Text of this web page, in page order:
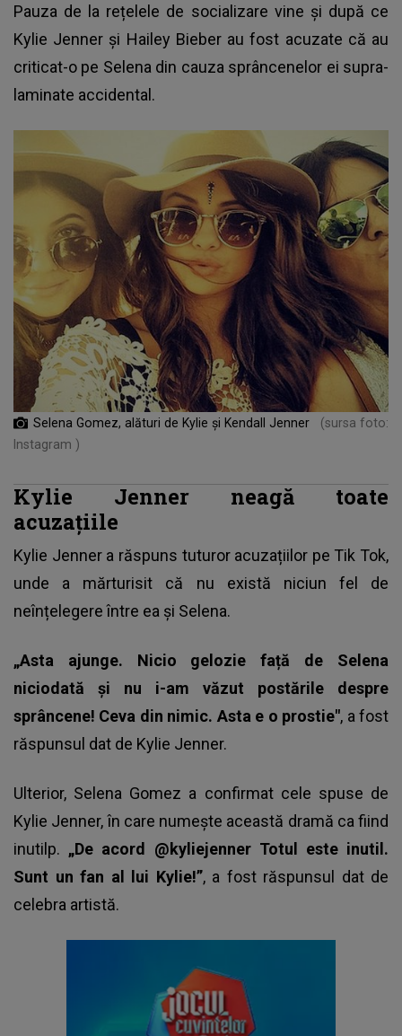
Pauza de la rețelele de socializare vine și după ce
Kylie Jenner și Hailey Bieber au fost acuzate că au
criticat-o pe Selena din cauza sprâncenelor ei supra-
laminate accidental.
Selena Gomez, alături de Kylie și Kendall Jenner
(sursa foto:
Instagram )
Kylie Jenner neagă toate
acuzațiile
Kylie Jennera răspuns tuturor acuzațiilor pe Tik Tok,
unde a mărturisit că nu există niciun fel de
neînțelegere între ea și Selena.
„Asta ajunge. Nicio gelozie față de Selena
niciodată și nu i-am văzut postările despre
sprâncene! Ceva din nimic. Asta e o prostie", a fost
răspunsul dat de Kylie Jenner.
Ulterior, Selena Gomez a confirmat cele spuse de
Kylie Jenner, în care numește această dramă ca fiind
inutilp. „De acord @kyliejenner Totul este inutil.
Sunt un fan al lui Kylie!”, a fost răspunsul dat de
celebra artistă.